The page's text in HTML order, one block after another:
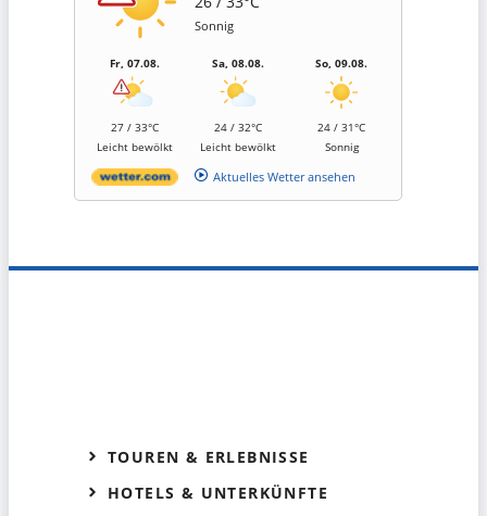
Sonnig
Fr, 07.08.
27 / 33°C
Leicht bewölkt
Sa, 08.08.
24 / 32°C
Leicht bewölkt
So, 09.08.
24 / 31°C
Sonnig
Aktuelles Wetter ansehen
TOUREN & ERLEBNISSE
HOTELS & UNTERKÜNFTE